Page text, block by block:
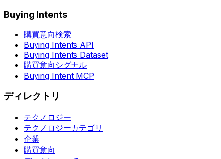
Buying Intents
購買意向検索
Buying Intents API
Buying Intents Dataset
購買意向シグナル
Buying Intent MCP
ディレクトリ
テクノロジー
テクノロジーカテゴリ
企業
購買意向